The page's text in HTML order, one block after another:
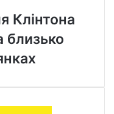
Клінтона
близько